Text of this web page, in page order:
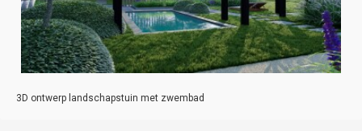
3D ontwerp landschapstuin met zwembad